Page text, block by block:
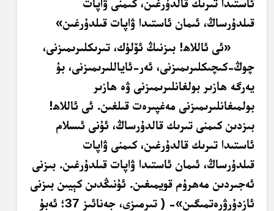
ئاستىدا تىرىك قالدۇرغىن، كىمنى ۋاپات
قىلدۇرساڭ، ئىمان ئاستىدا ۋاپات قىلدۇرغىن»
«ئى ئاللاھ! بىزنىڭ ئۆلۈك، تىرىكلىرىمىزنى،
چوڭ-كىچىكلىرىمىزنى، ئەر-ئاياللىرىمىزنى، بۇ
يەرگە ھازىر بولغانلىرىمىزنى ۋە ھازىر
بولمىغانلىرىمىزنىمەغپىرەتقىلغىن. ئى ئاللاھ!
بىزدىن كىمنى تىرىك قالدۇرساڭ، ئۇنى ئىسلام
ئاستىدا تىرىك قالدۇرغىن، كىمنى ۋاپات
قىلدۇرساڭ، ئىمان ئاستىدا ۋاپات قىلدۇرغىن. بىزنى
ئەجىردىن مەھرۇم قويمىغىن. ئۇنىڭدىن كېيىن بىزنى
ئازدۇرۋرەتمىگىن»- ( تىرمىزى، جەنائىز 37؛ ئەبۇ